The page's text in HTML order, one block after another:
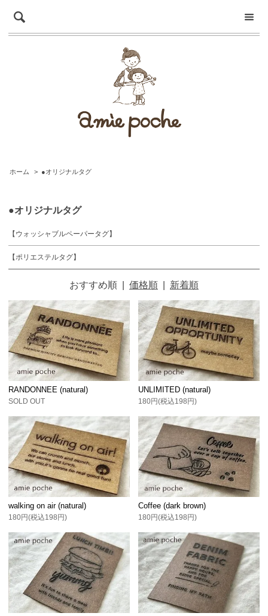
ホーム > ●オリジナルタグ
●オリジナルタグ
【ウォッシャブルペーパータグ】
【ポリエステルタグ】
おすすめ順 価格順 新着順
RANDONNEE (natural)
SOLD OUT
UNLIMITED (natural)
180円(税込198円)
walking on air (natural)
180円(税込198円)
Coffee (dark brown)
180円(税込198円)